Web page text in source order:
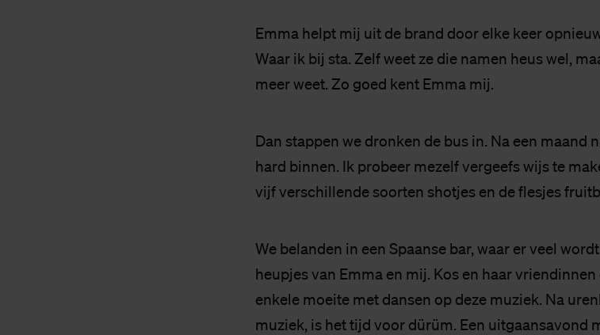
Emma helpt mij uit de brand door elke keer
Waar ik bij sta. Zelf weet ze die namen heus wel,
meer weet. Zo goed kent Emma mij.
Dan stappen we dronken de bus in. Na een maand
hard binnen. Ik probeer mezelf vergeefs wijs te
vijf verschillende soorten shotjes en de flesjes
We belanden in een Spaanse bar, waar er veel
heupjes van Emma en mij. Kos en haar
enkele moeite met dansen op deze muziek. Na
muziek, is het tijd voor dürüm. Een uitgaansavond